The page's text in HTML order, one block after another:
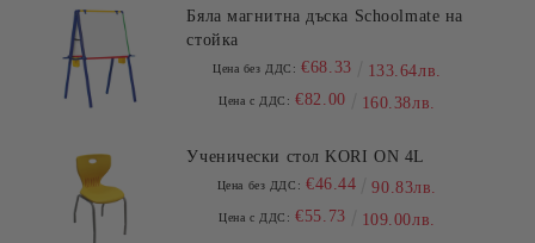
Бяла магнитна дъска Schoolmate на
стойка
Цена без ДДС: €68.33 133.64лв.
Цена с ДДС: €82.00 160.38лв.
Ученически стол KORI ON 4L
Цена без ДДС: €46.44 90.83лв.
Цена с ДДС: €55.73 109.00лв.